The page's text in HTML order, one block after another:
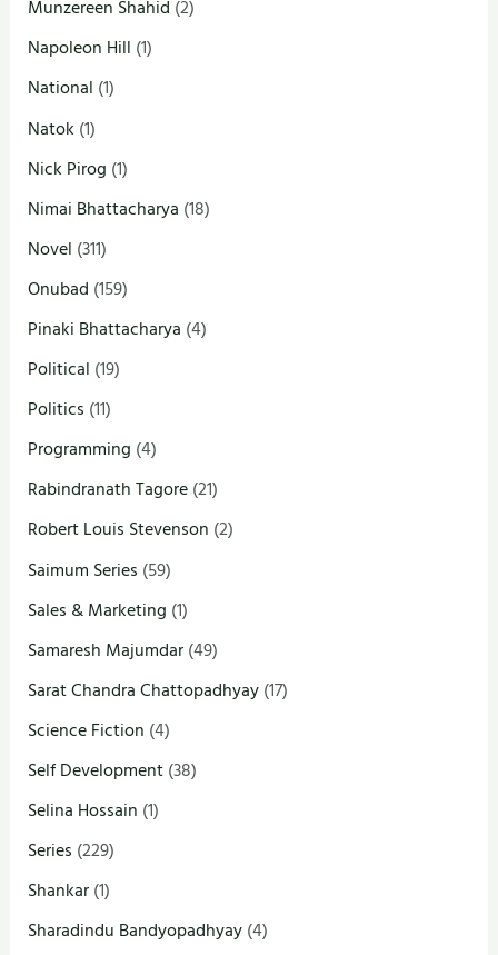
Munzereen Shahid (2)
Napoleon Hill (1)
National (1)
Natok (1)
Nick Pirog (1)
Nimai Bhattacharya (18)
Novel (311)
Onubad (159)
Pinaki Bhattacharya (4)
Political (19)
Politics (11)
Programming (4)
Rabindranath Tagore(21)
Robert Louis Stevenson (2)
Saimum Series (59)
Sales & Marketing (1)
Samaresh Majumdar(49)
Sarat Chandra Chattopadhyay(17)
Science Fiction (4)
Self Development(38)
Selina Hossain (1)
Series (229)
Shankar(1)
Sharadindu Bandyopadhyay(4)